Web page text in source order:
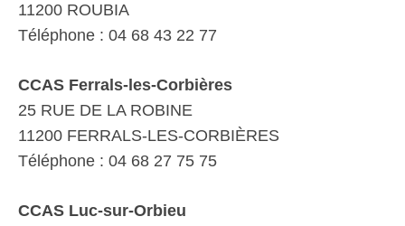
11200 ROUBIA
Téléphone : 04 68 43 22 77
CCAS Ferrals-les-Corbières
25 RUE DE LA ROBINE
11200 FERRALS-LES-CORBIÈRES
Téléphone : 04 68 27 75 75
CCAS Luc-sur-Orbieu